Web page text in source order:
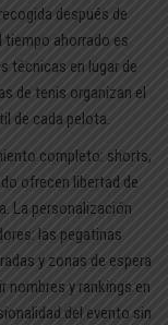
después de
ahorrado es
técnicas en lugar de
de tenis organizan el
de cada pelota.
completo: shorts,
ofrecen libertad de
La personalización
las pegatinas
y zonas de espera
nombres y rankings en
del evento sin